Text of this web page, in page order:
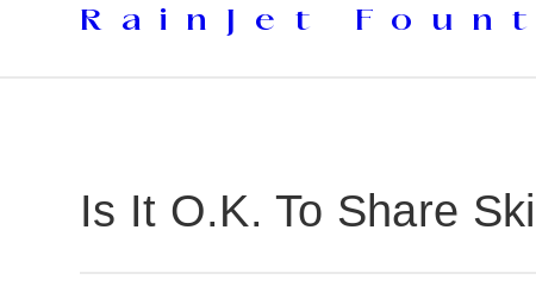
RainJet
Is It O.K. To Share